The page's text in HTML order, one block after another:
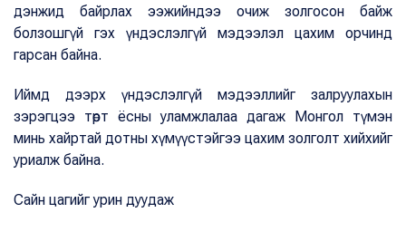
дэнжид байрлах ээжийндээ очиж золгосон байж
болзошгүй гэх үндэслэлгүй мэдээлэл цахим орчинд
гарсан байна.
Иймд дээрх үндэслэлгүй мэдээллийг залруулахын
зэрэгцээ төрт ёсны уламжлалаа дагаж Монгол түмэн
минь хайртай дотны хүмүүстэйгээ цахим золголт хийхийг
уриалж байна.
Сайн цагийг урин дуудаж